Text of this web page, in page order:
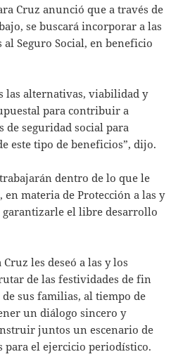
Cruz anunció que a través de
se buscará incorporar a las
Seguro Social, en beneficio
las alternativas, viabilidad y
para contribuir a
de seguridad social para
este tipo de beneficios”, dijo.
dentro de lo que le
en materia de Protección a las y
garantizarle el libre desarrollo
Cruz les deseó a las y los
de las festividades de fin
sus familias, al tiempo de
un diálogo sincero y
juntos un escenario de
para el ejercicio periodístico.